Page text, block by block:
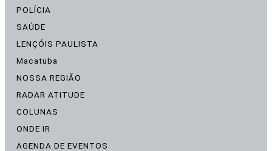
POLÍCIA
SAÚDE
LENÇÓIS PAULISTA
Macatuba
NOSSA REGIÃO
RADAR ATITUDE
COLUNAS
ONDE IR
AGENDA DE EVENTOS